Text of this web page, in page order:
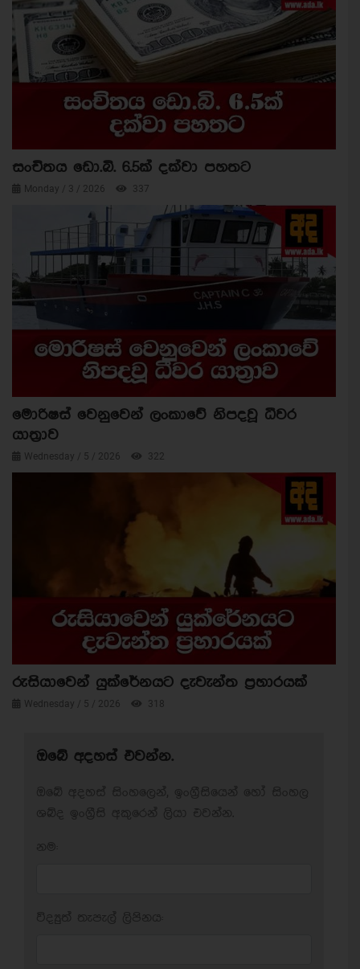
සංචිතය ඩො.බි. 6.5ක් දක්වා පහතට
Monday / 3 / 2026 337
මොරිෂස් වෙනුවෙන් ලංකාවේ නිපදවූ ධීවර
යාත්‍රාව
Wednesday / 5 / 2026 322
රුසියාවෙන් යුක්රේනයට දැවැන්ත ප්‍රහාරයක්
Wednesday / 5 / 2026 318
ඔබේ අදහස් එවන්න.